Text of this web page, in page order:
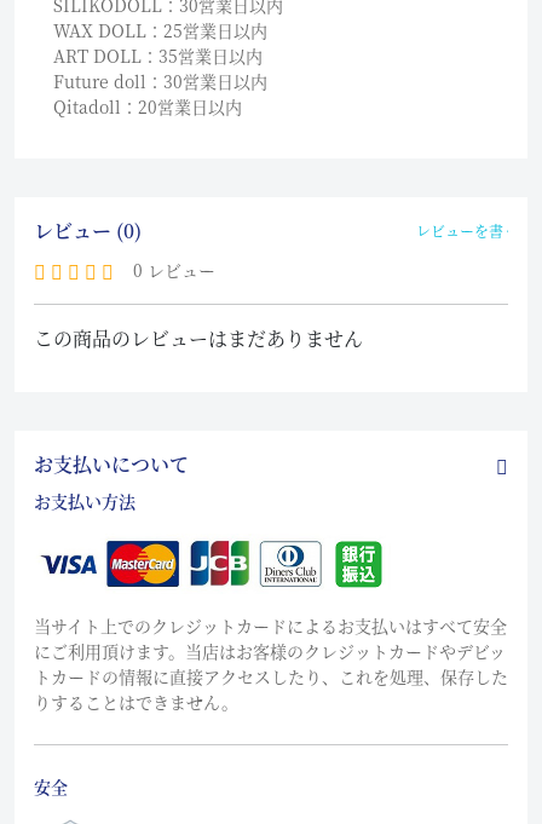
WAX DOLL：25営業日以内
ART DOLL：35営業日以内
Future doll：30営業日以内
Qitadoll：20営業日以内
レビュー (0) レビューを書く
0 レビュー
この商品のレビューはまだありません
お支払いについて
お支払い方法
当サイト上でのクレジットカードによるお支払いはすべて安全
にご利用頂けます。当店はお客様のクレジットカードやデビッ
トカードの情報に直接アクセスしたり、これを処理、保存した
りすることはできません。
安全